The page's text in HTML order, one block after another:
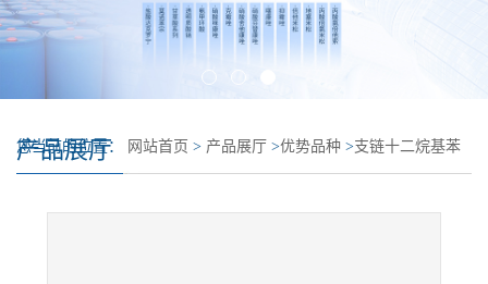
产品展厅
您当前的位置： 网站首页 > 产品展厅 >优势品种 >支链十二烷基苯